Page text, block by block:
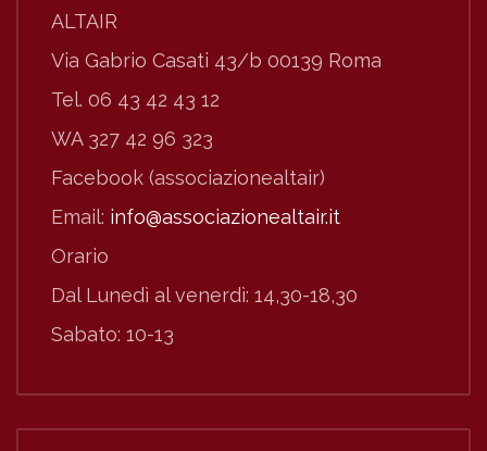
ALTAIR
Via Gabrio Casati 43/b 00139 Roma
Tel. 06 43 42 43 12
WA 327 42 96 323
Facebook (associazionealtair)
Email: info@associazionealtair.it
Orario
Dal Lunedì al venerdì: 14,30-18,30
Sabato: 10-13